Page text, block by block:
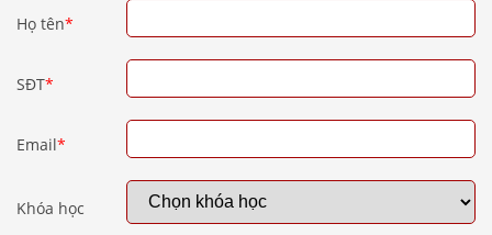
Họ tên*
SĐT*
Email*
Khóa học